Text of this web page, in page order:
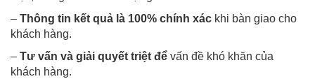
– Thông tin kết quả là 100% chính xác khi bàn giao cho
khách hàng.
– Tư vấn và giải quyết triệt để vấn đề khó khăn của
khách hàng.